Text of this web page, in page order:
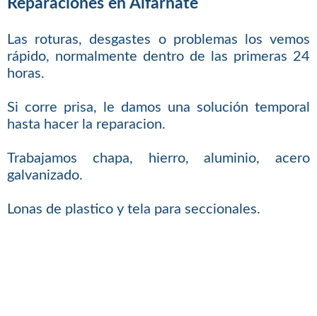
Reparaciones en Alfarnate
Las roturas, desgastes o problemas los vemos
rápido, normalmente dentro de las primeras 24
horas.
Si corre prisa, le damos una solución temporal
hasta hacer la reparacion.
Trabajamos chapa, hierro, aluminio, acero
galvanizado.
Lonas de plastico y tela para seccionales.